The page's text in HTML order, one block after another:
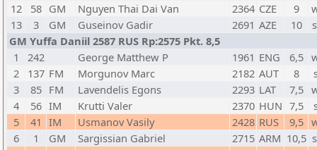
12
58 GM Nguyen Thai Dai Van 2364 CZE 9
13
3 GM Guseinov Gadir 2691 AZE 10
GM Yuffa Daniil 2587 RUS Rp:2575 Pkt. 8,5
1
242 George Matthew P 1961 ENG 6,5
2
137 FM Morgunov Marc 2182 AUT 8
3
85 FM Lavendelis Egons 2293 LAT 7,5
4
56 IM Krutti Valer 2370 HUN 7,5
5
41 IM Usmanov Vasily 2428 RUS 9,5
6
1 GM Sargissian Gabriel 2715 ARM 10,5